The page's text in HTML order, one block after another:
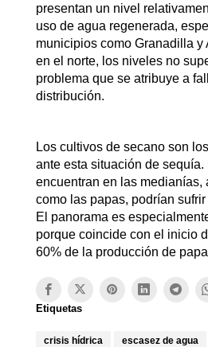
presentan un nivel
uso de agua regenerada,
municipios como Granadilla y
en el norte, los niveles no
problema que se atribuye a
distribución.
Los cultivos de secano son
ante esta situación de
encuentran en las medianías,
como las papas, podrían
El panorama es
porque coincide con el inicio
60% de la producción de
Etiquetas
crisis hídrica escasez de agua